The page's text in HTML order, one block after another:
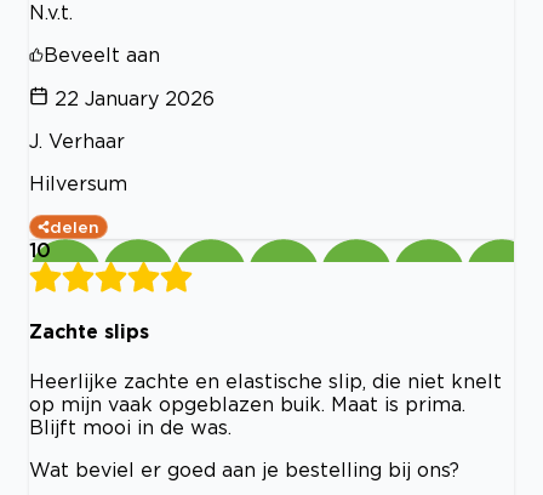
N.v.t.
Beveelt aan
22 January 2026
J. Verhaar
Hilversum
delen
10
Zachte slips
Heerlijke zachte en elastische slip, die niet knelt
op mijn vaak opgeblazen buik. Maat is prima.
Blijft mooi in de was.
Wat beviel er goed aan je bestelling bij ons?